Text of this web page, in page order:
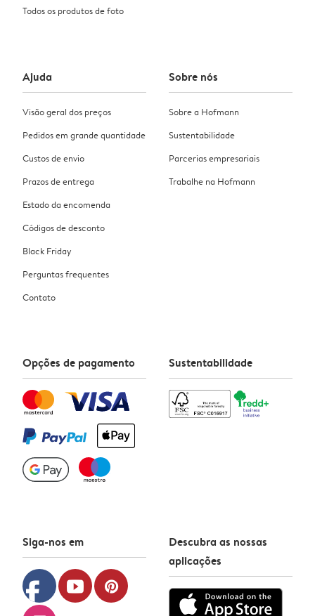
Todos os produtos de foto
Ajuda
Visão geral dos preços
Pedidos em grande quantidade
Custos de envio
Prazos de entrega
Estado da encomenda
Códigos de desconto
Black Friday
Perguntas frequentes
Contato
Sobre nós
Sobre a Hofmann
Sustentabilidade
Parcerias empresariais
Trabalhe na Hofmann
Opções de pagamento Sustentabilidade
Siga-nos em
facebook youtube pinterest
Descubra as nossas
aplicações